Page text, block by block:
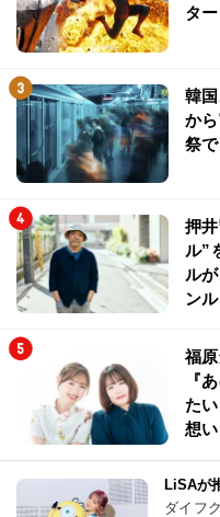
タ
韓
か
祭
押
ル”
ル
ン
福
『
た
想
LiSAが
ダイフ